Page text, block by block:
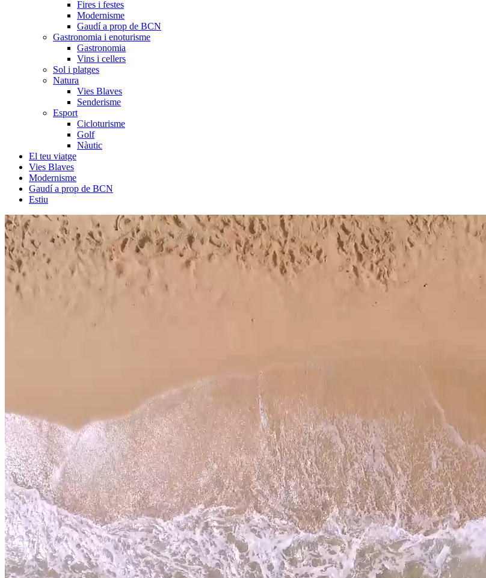
Fires i festes
Modernisme
Gaudí a prop de BCN
Gastronomia i enoturisme
Gastronomia
Vins i cellers
Sol i platges
Natura
Vies Blaves
Senderisme
Esport
Cicloturisme
Golf
Nàutic
El teu viatge
Vies Blaves
Modernisme
Gaudí a prop de BCN
Estiu